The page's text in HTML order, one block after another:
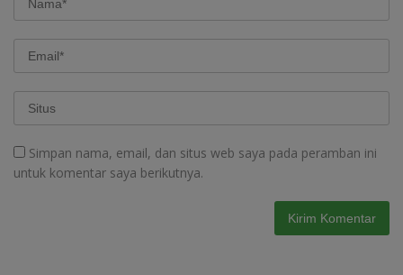
Simpan nama, email, dan situs web saya pada peramban ini
untuk komentar saya berikutnya.